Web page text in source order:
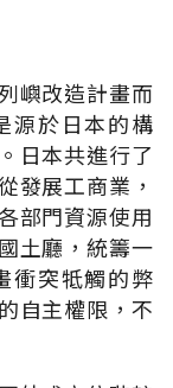
嶼改造計畫而
源於日本的構
日本共進行了
發展工商業，
部門資源使用
土廳，統籌一
衝突牴觸的弊
自主權限，不